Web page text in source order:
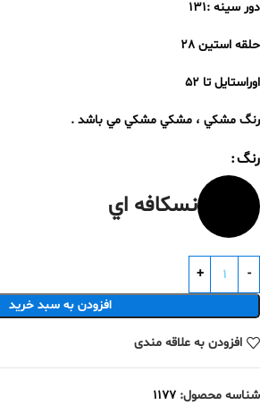
دور سينه :١٣١
حلقه استين ٢٨
اوراستايل تا ٥٢
رنگ مشكي ، مشكي مشكي مي باشد .
رنگ
نسكافه اي
افزودن به سبد خرید
افزودن به علاقه مندی
شناسه محصول: 1177